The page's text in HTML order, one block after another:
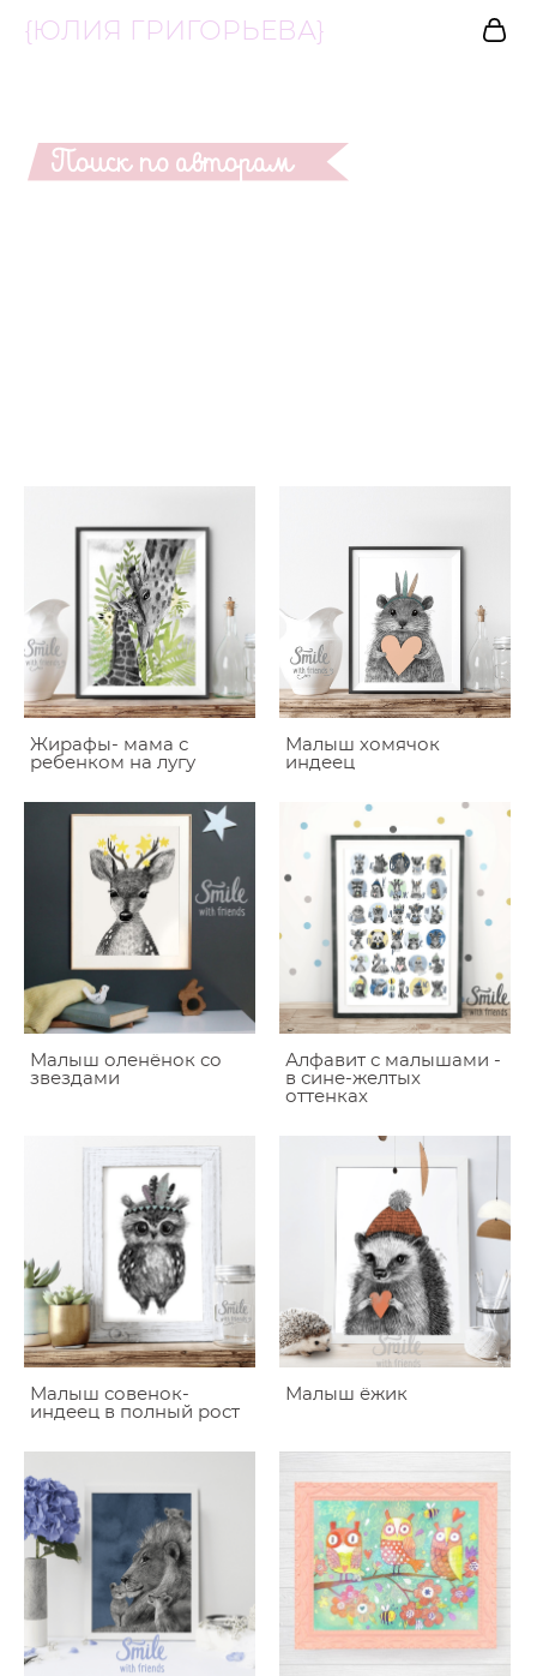
{ЮЛИЯ ГРИГОРЬЕВА}
Жирафы- мама с
ребенком на лугу
Малыш хомячок
индеец
Малыш оленёнок со
звездами
Алфавит с малышами -
в сине-желтых
оттенках
Малыш совенок-
индеец в полный рост
Малыш ёжик